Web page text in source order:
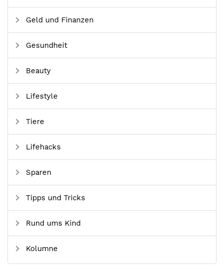
Geld und Finanzen
Gesundheit
Beauty
Lifestyle
Tiere
Lifehacks
Sparen
Tipps und Tricks
Rund ums Kind
Kolumne